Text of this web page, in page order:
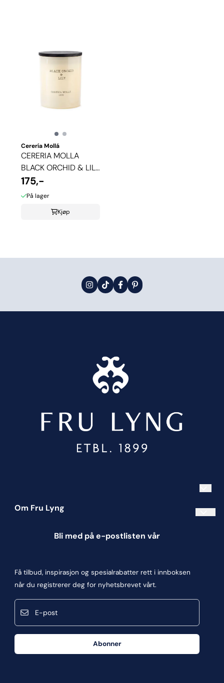
Cerería Mollá
CERERIA MOLLA
BLACK ORCHID & LILY
DUFTLYS
175,-
På lager
Kjøp
Om Fru Lyng
Informasjonskapsler
Om oss
Kontakt oss
Kjøpsbetingelser
Frakt og retur
Bli med på e-postlisten vår
Få tilbud, inspirasjon og spesialrabatter rett i innboksen
når du registrerer deg for nyhetsbrevet vårt.
Abonner